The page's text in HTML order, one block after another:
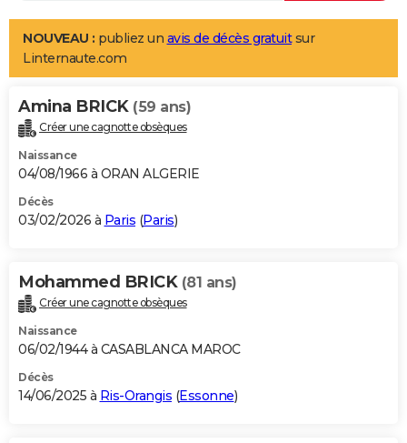
LIFESTYLE
Art de vivre
Bien-être
Loisirs
Mode
Modes de vie
Alimentation
Guide de la santé
Maladies
Médicaments
Sommeil
VOYAGE
Destinations
City break
Voyage nature
Voyage de noces
Forum
Climat
+PHOTO
GUIDES D'ACHAT
BONS PLANS
Carte de Noël
Carte Bonne année
Carte Saint-Valentin
Carte Pâques
Carte d'anniversaire
DICTIONNAIRE
Dictionnaire
Biographies
Citations
Expressions
Proverbes
PROGRAMME TV
S'inscrire
Se connecter
Lycées
Collèges
Primaires
Universités
Entreprises
Service militaire
Avis de recherche
AVIS DE DÉCÈS
NOUVEAU : publiez un avis de décès gratuitsur
Linternaute.com
Amina BRICK (59 ans)
Créer une cagnotte obsèques
Naissance
04/08/1966 à ORAN ALGERIE
Décès
03/02/2026 à Paris (Paris)
Mohammed BRICK (81 ans)
Créer une cagnotte obsèques
Naissance
06/02/1944 à CASABLANCA MAROC
Décès
14/06/2025 à Ris-Orangis (Essonne)